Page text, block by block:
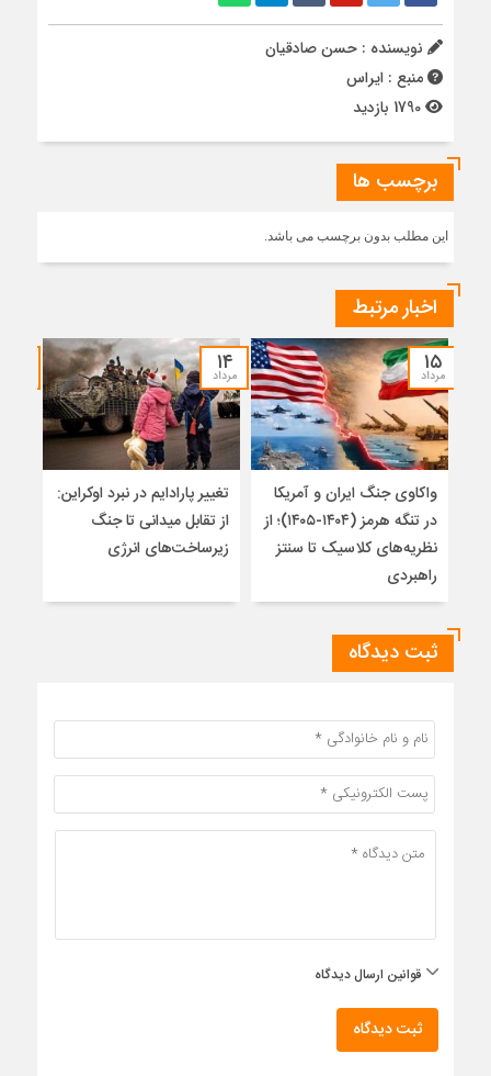
نویسنده : حسن صادقیان
منبع : ایراس
برچسب ها
این مطلب بدون برچسب می باشد.
اخبار مرتبط
۱۵
مرداد
واکاوی جنگ ایران و آمریکا
در تنگه هرمز (۱۴۰۴-۱۴۰۵)؛ از
نظریه‌های کلاسیک تا سنتز
راهبردی
۱۴
مرداد
تغییر پارادایم در نبرد اوکراین:
از تقابل میدانی تا جنگ
زیرساخت‌های انرژی
ثبت دیدگاه
قوانین ارسال دیدگاه
ثبت دیدگاه